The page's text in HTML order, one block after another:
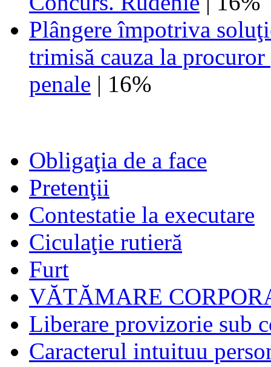
Plângere împotriva
trimisă cauza la
penale | 16%
Obligaţia de a face
Pretenţii
Contestatie la executare
Ciculaţie rutieră
Furt
VĂTĂMARE
Liberare provizorie sub
Caracterul intuituu